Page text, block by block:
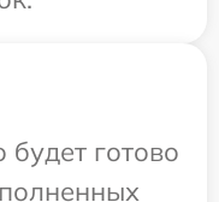
будет готово